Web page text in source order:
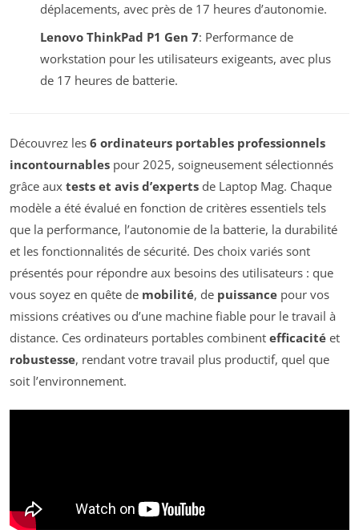
déplacements, avec près de 17 heures d’autonomie.
Lenovo ThinkPad P1 Gen 7: Performance de
workstation pour les utilisateurs exigeants, avec plus
de 17 heures de batterie.
Découvrez les 6 ordinateurs portables professionnels
incontournables pour 2025, soigneusement sélectionnés
grâce aux tests et avis d’experts de Laptop Mag. Chaque
modèle a été évalué en fonction de critères essentiels tels
que la performance, l’autonomie de la batterie, la durabilité
et les fonctionnalités de sécurité. Des choix variés sont
présentés pour répondre aux besoins des utilisateurs : que
vous soyez en quête de mobilité, de puissance pour vos
missions créatives ou d’une machine fiable pour le travail à
distance. Ces ordinateurs portables combinent efficacité et
robustesse, rendant votre travail plus productif, quel que
soit l’environnement.